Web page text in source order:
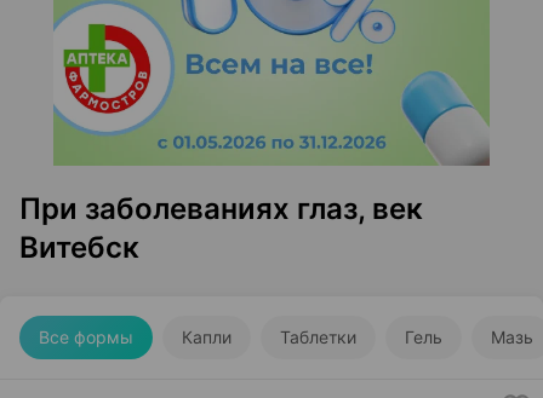
При заболеваниях глаз, век
Витебск
Все формы Капли Таблетки Гель Мазь